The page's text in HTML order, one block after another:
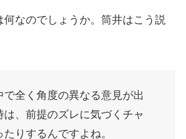
何なのでしょうか。筒井はこう説
で全く角度の異なる意見が出
は、前提のズレに気づくチャ
たりするんですよね。